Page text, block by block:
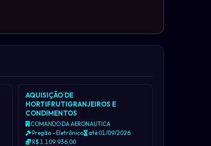
AQUISIÇÃO DE
HORTIFRUTIGRANJEIROS E
CONDIMENTOS
COMANDO DA AERONAUTICA
Pregão - Eletrônico até 01/09/2026
R$ 1.109.936,00